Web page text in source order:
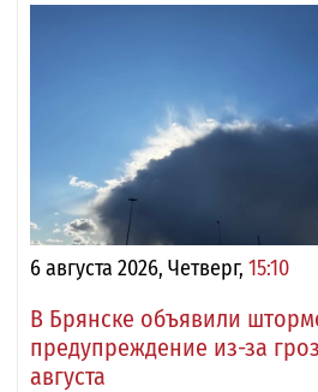
6 августа 2026, Четверг, 15:10
В Брянске объявили
предупреждение из-за
августа